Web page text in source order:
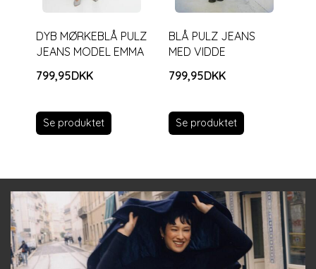
DYB MØRKEBLÅ PULZ
JEANS MODEL EMMA
799,95DKK
Se produktet
BLÅ PULZ JEANS
MED VIDDE
799,95DKK
Se produktet